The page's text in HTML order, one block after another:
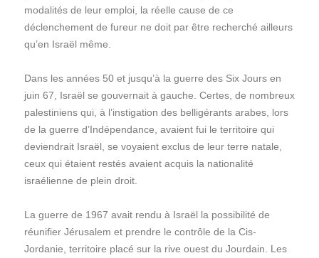
modalités de leur emploi, la réelle cause de ce
déclenchement de fureur ne doit par être recherché ailleurs
qu’en Israël même.
Dans les années 50 et jusqu’à la guerre des Six Jours en
juin 67, Israël se gouvernait à gauche. Certes, de nombreux
palestiniens qui, à l’instigation des belligérants arabes, lors
de la guerre d’Indépendance, avaient fui le territoire qui
deviendrait Israël, se voyaient exclus de leur terre natale,
ceux qui étaient restés avaient acquis la nationalité
israélienne de plein droit.
La guerre de 1967 avait rendu à Israël la possibilité de
réunifier Jérusalem et prendre le contrôle de la Cis-
Jordanie, territoire placé sur la rive ouest du Jourdain. Les